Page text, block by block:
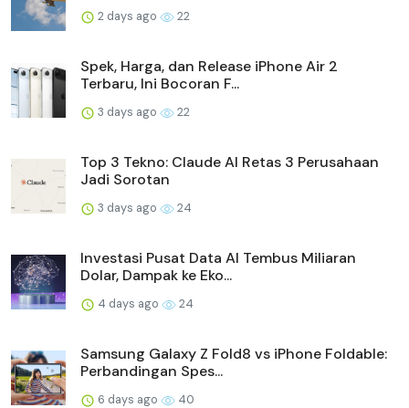
2 days ago 22
Spek, Harga, dan Release iPhone Air 2
Terbaru, Ini Bocoran F...
3 days ago 22
Top 3 Tekno: Claude AI Retas 3 Perusahaan
Jadi Sorotan
3 days ago 24
Investasi Pusat Data AI Tembus Miliaran
Dolar, Dampak ke Eko...
4 days ago 24
Samsung Galaxy Z Fold8 vs iPhone Foldable:
Perbandingan Spes...
6 days ago 40